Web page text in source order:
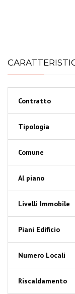
Contratto
Tipologia
Comune
Al piano
Livelli Immobile
Piani Edificio
Numero Locali
Riscaldamento